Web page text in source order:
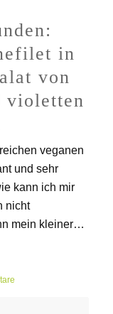
in
von
violetten
veganen
und sehr
kann ich mir
nicht
mein kleiner…